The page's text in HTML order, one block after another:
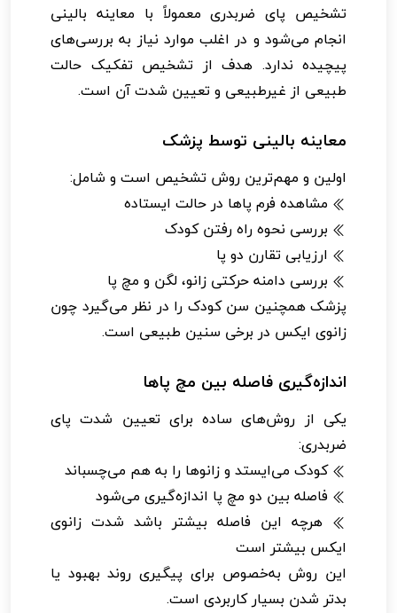
تشخیص پای ضربدری معمولاً با معاینه بالینی
انجام می‌شود و در اغلب موارد نیاز به بررسی‌های
پیچیده ندارد. هدف از تشخیص تفکیک حالت
طبیعی از غیرطبیعی و تعیین شدت آن است.
معاینه بالینی توسط پزشک
اولین و مهم‌ترین روش تشخیص است و شامل:
مشاهده فرم پاها در حالت ایستاده
بررسی نحوه راه رفتن کودک
ارزیابی تقارن دو پا
بررسی دامنه حرکتی زانو، لگن و مچ پا
پزشک همچنین سن کودک را در نظر می‌گیرد چون
زانوی ایکس در برخی سنین طبیعی است.
اندازه‌گیری فاصله بین مچ پاها
یکی از روش‌های ساده برای تعیین شدت پای
ضربدری:
کودک می‌ایستد و زانوها را به هم می‌چسباند
فاصله بین دو مچ پا اندازه‌گیری می‌شود
هرچه این فاصله بیشتر باشد شدت زانوی
ایکس بیشتر است
این روش به‌خصوص برای پیگیری روند بهبود یا
بدتر شدن بسیار کاربردی است.